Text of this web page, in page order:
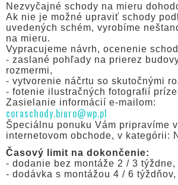
Nezvyčajné schody na mieru
Ak nie je možné upraviť schody
uvedených schém, vyrobíme
na mieru.
Vypracujeme návrh, ocenenie
- zaslané pohľady na prierez
rozmermi,
- vytvorenie náčrtu so skutočnými
- fotenie ilustračných fotografií
Zasielanie informácií e-mailom:
coraschody.biuro@wp.pl
Špeciálnu ponuku Vám pripravíme
internetovom obchode, v kategórii:
Časový limit na dokončenie:
- dodanie bez montáže 2 / 3 týždne,
- dodávka s montážou 4 / 6 týždňov,